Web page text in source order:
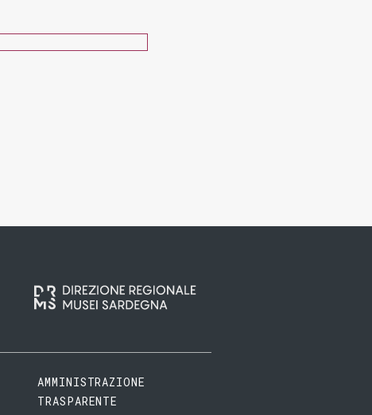
AMMINISTRAZIONE
TRASPARENTE